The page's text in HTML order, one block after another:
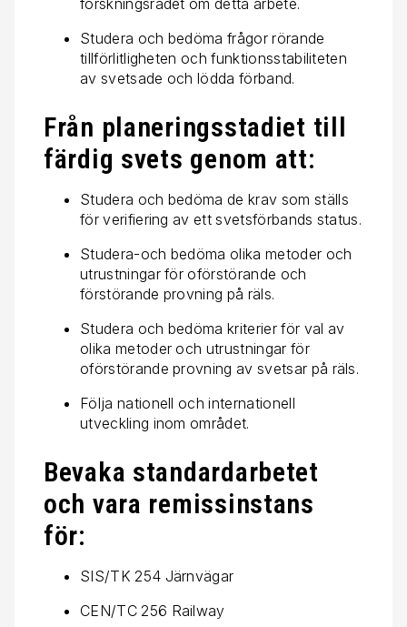
Studera och bedöma frågor rörande
tillförlitligheten och funktionsstabiliteten
av svetsade och lödda förband.
Från planeringsstadiet till
färdig svets genom att:
Studera och bedöma de krav som ställs
för verifiering av ett svetsförbands status.
Studera-och bedöma olika metoder och
utrustningar för oförstörande och
förstörande provning på räls.
Studera och bedöma kriterier för val av
olika metoder och utrustningar för
oförstörande provning av svetsar på räls.
Följa nationell och internationell
utveckling inom området.
Bevaka standardarbetet
och vara remissinstans
för:
SIS/TK 254 Järnvägar
CEN/TC 256 Railway